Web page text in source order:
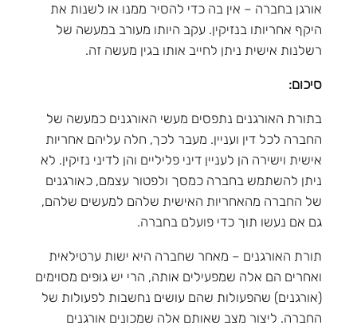
אורגן בחברה – אין בה כדי להסיר ממנו או לשנות את
היקף אחריותו בנזיקין. עקב היותו מעורב במעשה של
רשלנות אישית ניתן לחייב אותו בגין מעשה זה.
סיכום:
בתורת האורגנים נתפסים מעשי האורגנים כמעשה של
החברה לכל דין ועניין. מעבר לכך, חלה עליהם אחריות
אישית וישירה הן לעניין דיני פליליים והן לדיני נזיקין. לא
ניתן להשתמש בחברה כמסך ולפטור עצמם, כאורגנים
של החברה מהאחריות האישית שלהם למעשים שלהם,
גם אם נעשו תוך כדי פועלם בחברה.
תורת האורגנים – מאחר שחברה היא ישות ערטילאית
ואחרים הם אלה שמפעילים אותה, הרי יש גופים מסוימים
(אורגנים) שהפעולות שהם עושים נחשבות לפעולות של
החברה. ליצור מצב שאותם אלה שמכונים אורגנים